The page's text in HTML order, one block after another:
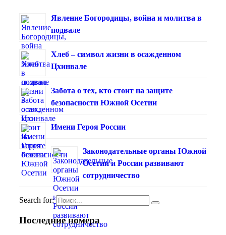
Явление Богородицы, война и молитва в
подвале
Хлеб – символ жизни в осажденном
Цхинвале
Забота о тех, кто стоит на защите
безопасности Южной Осетии
Имени Героя России
Законодательные органы Южной
Осетии и России развивают
сотрудничество
Search for:
Последние номера